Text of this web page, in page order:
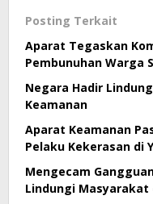
Posting Terkait
Aparat Tegaskan
Pembunuhan Warga
Negara Hadir
Keamanan
Aparat Keamanan
Pelaku Kekerasan di
Mengecam
Lindungi Masyarakat